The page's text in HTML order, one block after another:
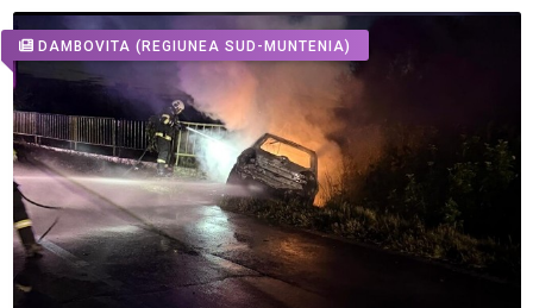
DAMBOVITA (REGIUNEA SUD-MUNTENIA)